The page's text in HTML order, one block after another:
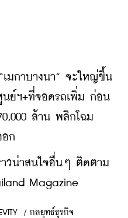
“เมกาบางนา” จะใหญ่ขึ้น
ย์ฯ+ที่จอดรถเพิ่ม ก่อน
ล้าน พลิกโฉม
อก
าวน่าสนใจอื่นๆ ติดตาม
Magazine
/ กลยุทธ์ธุรกิจ